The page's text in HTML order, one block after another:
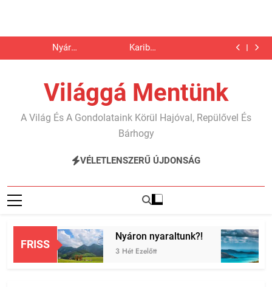
a
nyaraltunk?!
Megkutyásodtunk
2. rész
Telgárt, a
meglepetés
Nyáron
nyaraltunk?!
Karib…
Megkutyásodtunk
Világgá Mentünk
A Világ És A Gondolataink Körül Hajóval, Repülővel És
Bárhogy
VÉLETLENSZERŰ ÚJDONSÁG
FRISS
Nyáron nyaraltunk?!
3 Hét Ezelőtt 2